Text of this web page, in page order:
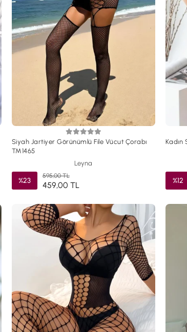
Siyah Jartiyer Görünümlü File Vücut Çorabı
TM1465
Leyna
%23
595,00 TL
459,00 TL
Kadın
%12